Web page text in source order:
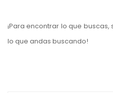
¡Para encontrar lo que
lo que andas buscando!